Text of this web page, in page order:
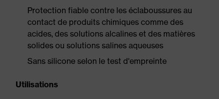
Protection fiable contre les éclaboussures au
contact de produits chimiques comme des
acides, des solutions alcalines et des matières
solides ou solutions salines aqueuses
Sans silicone selon le test d'empreinte
Utilisations